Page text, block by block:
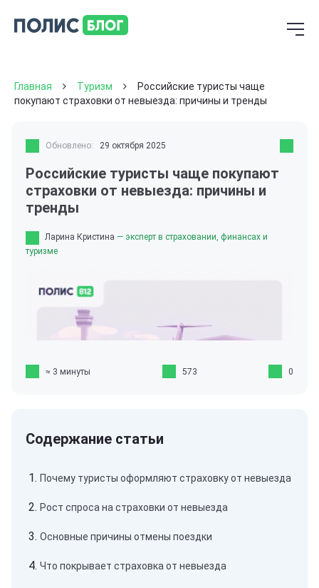
Главная Туризм
Российские туристы чаще
покупают страховки от невыезда: причины и тренды
Обновлено: 29 октября 2025
Российские туристы чаще покупают
страховки от невыезда: причины и
тренды
Ларина Кристина — эксперт в страховании, финансах и
туризме
≈ 3 минуты 573 0
Почему туристы оформляют страховку от невыезда
Рост спроса на страховки от невыезда
Основные причины отмены поездки
Что покрывает страховка от невыезда